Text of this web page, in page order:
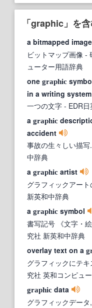
「graphic」を
a bitmapped
ビットマップ画像 -
ューター用語辞典
one graphic
in a writing system
一つの文字 - EDR
a graphic
accident
事故の生々しい描写.
中辞典
a graphic artist
グラフィックアー
新英和中辞典
a graphic symbol
書写記号 《文字・
究社 新英和中辞典
overlay text on a
グラフィックにテ
究社 英和コンピュ
graphic data
グラフィックデー